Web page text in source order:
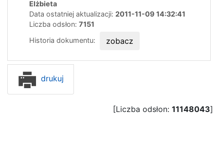
Elżbieta
Data ostatniej aktualizacji: 2011-11-09 14:32:41
Liczba odsłon: 7151
Historia dokumentu:
zobacz
drukuj
[Liczba odsłon: 11148043]